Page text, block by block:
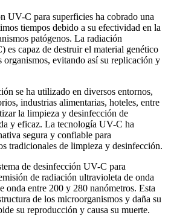
UV-C para superficies ha cobrado una
tiempos debido a su efectividad en la
patógenos. La radiación
capaz de destruir el material genético
organismos, evitando así su replicación y
se ha utilizado en diversos entornos,
industrias alimentarias, hoteles, entre
la limpieza y desinfección de
y eficaz. La tecnología UV-C ha
segura y confiable para
tradicionales de limpieza y desinfección.
de desinfección UV-C para
de radiación ultravioleta de onda
onda entre 200 y 280 nanómetros. Esta
de los microorganismos y daña su
su reproducción y causa su muerte.